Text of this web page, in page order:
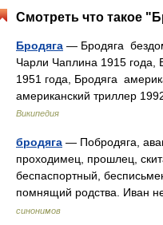
Смотреть что такое
Бродяга — Бродяга
Чарли Чаплина 1915
1951 года, Бродяга
американский триллер
Википедия
бродяга — Побродяга,
проходимец, прошлец,
беспаспортный,
помнящий родства. Иван
синонимов